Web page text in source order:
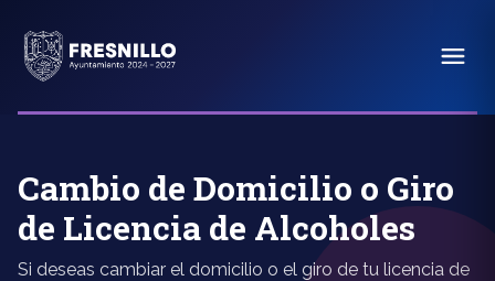
Cambio de Domicilio o Giro
de Licencia de Alcoholes
Si deseas cambiar el domicilio o el giro de tu licencia de